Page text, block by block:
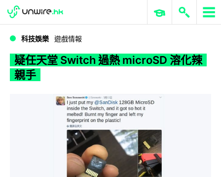
疑任天堂 Switch 過熱 microSD 溶化辣親手
WWDC 2026 ERP 與商業 AI
科技娛樂 遊戲情報
疑任天堂 Switch 過熱 microSD 溶化辣
親手